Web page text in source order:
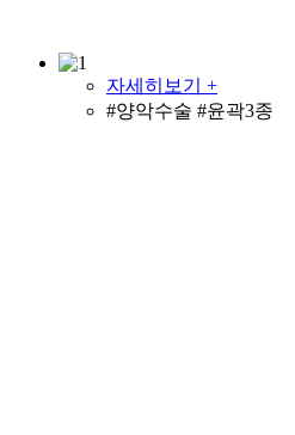
자세히보기 +
#양악수술 #윤곽3종